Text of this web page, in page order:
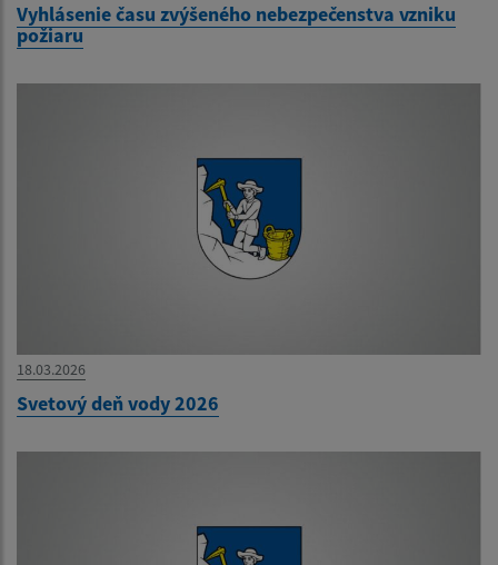
Vyhlásenie času zvýšeného nebezpečenstva vzniku
požiaru
18.03.2026
Svetový deň vody 2026